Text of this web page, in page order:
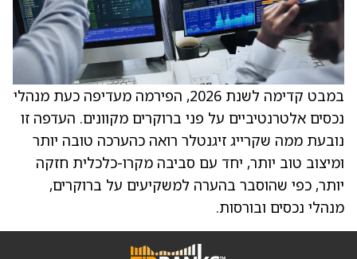
במבט קדימה לשנת 2026, הפירמה מעדיפה כעת מנהלי
נכסים אלטרנטיביים על פני ברוקרים מקוונים. העדפה זו
נובעת ממה שקרייג זיגנטלר רואה כהערכה טובה יותר
ומיצוב טוב יותר, יחד עם סביבה מקרו-כלכלית חזקה
יותר, כפי שהוסבר בהערה למשקיעים על ברוקרים,
מנהלי נכסים ובורסות.